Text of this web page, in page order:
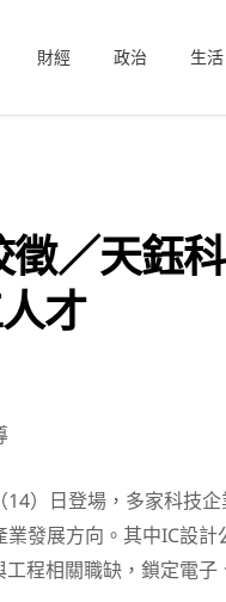
財經 政治 生活
／天鈺
才
14）日登場，多家科技
業發展方向。其中IC設
程相關職缺，鎖定電